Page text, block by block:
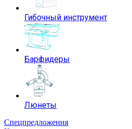
Гибочный инструмент
Барфидеры
Люнеты
Спецпредложения